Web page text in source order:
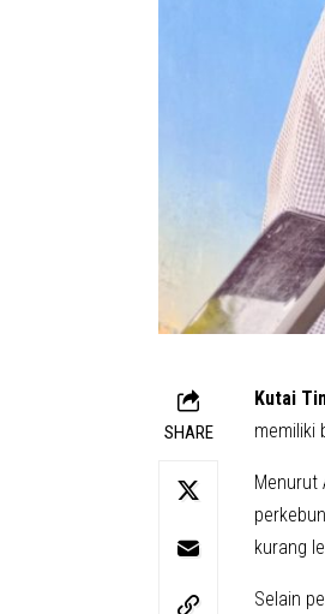
SHARE
Kutai
memiliki
Menurut
kurang
Selain